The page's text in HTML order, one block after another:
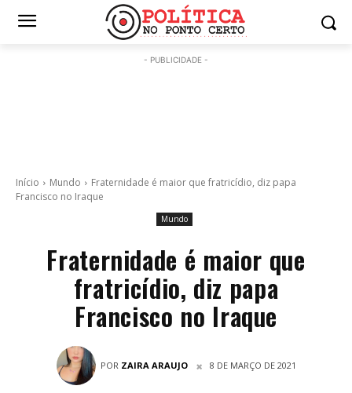
- PUBLICIDADE -
Início Mundo
Fraternidade é maior que fratricídio, diz papa
Francisco no Iraque
Mundo
Fraternidade é maior que
fratricídio, diz papa
Francisco no Iraque
POR ZAIRA ARAUJO 8 DE MARÇO DE 2021